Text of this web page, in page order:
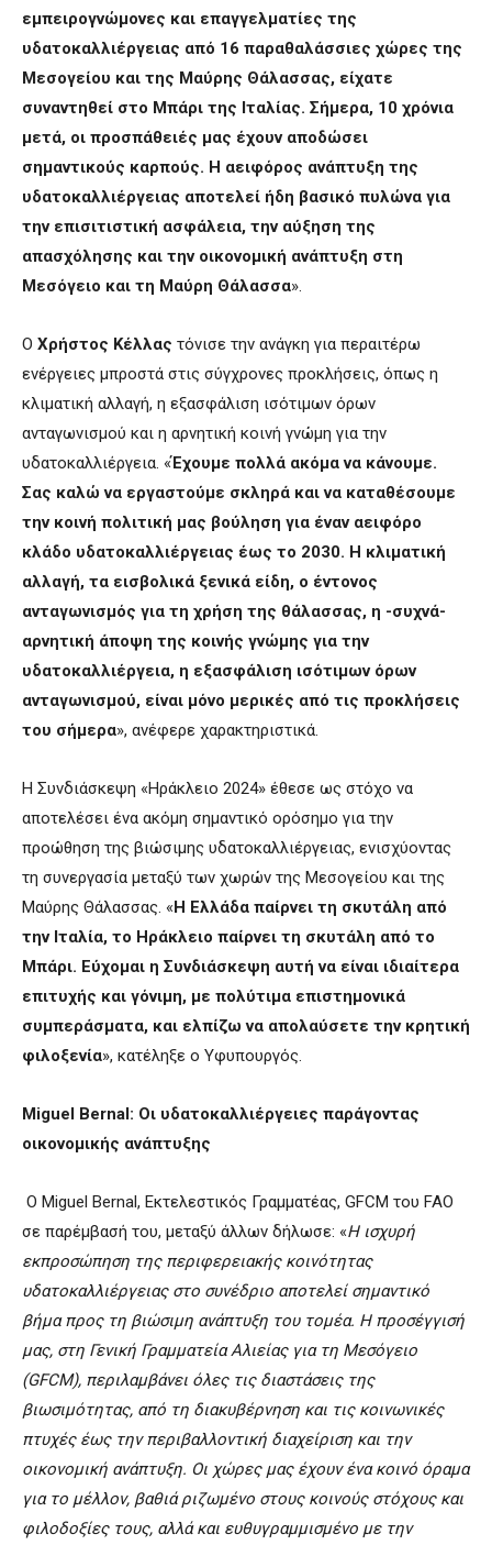
εμπειρογνώμονες και επαγγελματίες της
υδατοκαλλιέργειας από 16 παραθαλάσσιες χώρες της
Μεσογείου και της Μαύρης Θάλασσας, είχατε
συναντηθεί στο Μπάρι της Ιταλίας. Σήμερα, 10 χρόνια
μετά, οι προσπάθειές μας έχουν αποδώσει
σημαντικούς καρπούς. Η αειφόρος ανάπτυξη της
υδατοκαλλιέργειας αποτελεί ήδη βασικό πυλώνα για
την επισιτιστική ασφάλεια, την αύξηση της
απασχόλησης και την οικονομική ανάπτυξη στη
Μεσόγειο και τη Μαύρη Θάλασσα».
Ο Χρήστος Κέλλας τόνισε την ανάγκη για περαιτέρω
ενέργειες μπροστά στις σύγχρονες προκλήσεις, όπως η
κλιματική αλλαγή, η εξασφάλιση ισότιμων όρων
ανταγωνισμού και η αρνητική κοινή γνώμη για την
υδατοκαλλιέργεια. «Έχουμε πολλά ακόμα να κάνουμε.
Σας καλώ να εργαστούμε σκληρά και να καταθέσουμε
την κοινή πολιτική μας βούληση για έναν αειφόρο
κλάδο υδατοκαλλιέργειας έως το 2030. Η κλιματική
αλλαγή, τα εισβολικά ξενικά είδη, ο έντονος
ανταγωνισμός για τη χρήση της θάλασσας, η -συχνά-
αρνητική άποψη της κοινής γνώμης για την
υδατοκαλλιέργεια, η εξασφάλιση ισότιμων όρων
ανταγωνισμού, είναι μόνο μερικές από τις προκλήσεις
του σήμερα», ανέφερε χαρακτηριστικά.
Η Συνδιάσκεψη «Ηράκλειο 2024» έθεσε ως στόχο να
αποτελέσει ένα ακόμη σημαντικό ορόσημο για την
προώθηση της βιώσιμης υδατοκαλλιέργειας, ενισχύοντας
τη συνεργασία μεταξύ των χωρών της Μεσογείου και της
Μαύρης Θάλασσας. «Η Ελλάδα παίρνει τη σκυτάλη από
την Ιταλία, το Ηράκλειο παίρνει τη σκυτάλη από το
Μπάρι. Εύχομαι η Συνδιάσκεψη αυτή να είναι ιδιαίτερα
επιτυχής και γόνιμη, με πολύτιμα επιστημονικά
συμπεράσματα, και ελπίζω να απολαύσετε την κρητική
φιλοξενία», κατέληξε ο Υφυπουργός.
Miguel Bernal: Οι υδατοκαλλιέργειες παράγοντας
οικονομικής ανάπτυξης
O Miguel Bernal, Εκτελεστικός Γραμματέας, GFCM του FAO
σε παρέμβασή του, μεταξύ άλλων δήλωσε: «Η ισχυρή
εκπροσώπηση της περιφερειακής κοινότητας
υδατοκαλλιέργειας στο συνέδριο αποτελεί σημαντικό
βήμα προς τη βιώσιμη ανάπτυξη του τομέα. Η προσέγγισή
μας, στη Γενική Γραμματεία Αλιείας για τη Μεσόγειο
(GFCM), περιλαμβάνει όλες τις διαστάσεις της
βιωσιμότητας, από τη διακυβέρνηση και τις κοινωνικές
πτυχές έως την περιβαλλοντική διαχείριση και την
οικονομική ανάπτυξη. Οι χώρες μας έχουν ένα κοινό όραμα
για το μέλλον, βαθιά ριζωμένο στους κοινούς στόχους και
φιλοδοξίες τους, αλλά και ευθυγραμμισμένο με την